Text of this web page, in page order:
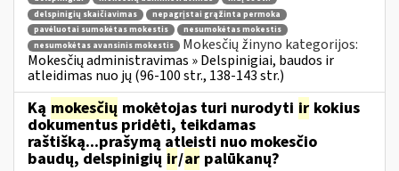
delspinigių skaičiavimas
nepagrįstai grąžinta permoka
pavėluotai sumokėtas mokestis
nesumokėtas mokestis
nesumokėtas avansinis mokestis
Mokesčių žinyno kategorijos:
Mokesčių administravimas » Delspinigiai, baudos ir
atleidimas nuo jų (96-100 str., 138-143 str.)
Ką mokesčių mokėtojas turi nurodyti ir kokius
dokumentus pridėti, teikdamas
raštišką...prašymą atleisti nuo mokesčio
baudų, delspinigių ir/ar palūkanų?